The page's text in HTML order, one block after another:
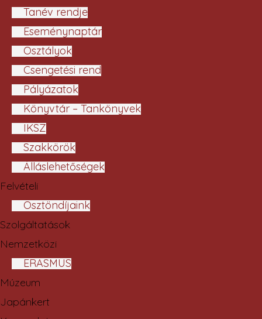
Tanév rendje
Eseménynaptár
Osztályok
Csengetési rend
Pályázatok
Könyvtár – Tankönyvek
IKSZ
Szakkörök
Álláslehetőségek
Felvételi
Ösztöndíjaink
Szolgáltatások
Nemzetközi
ERASMUS
Múzeum
Japánkert